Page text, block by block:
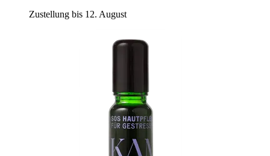
Zustellung bis 12. August